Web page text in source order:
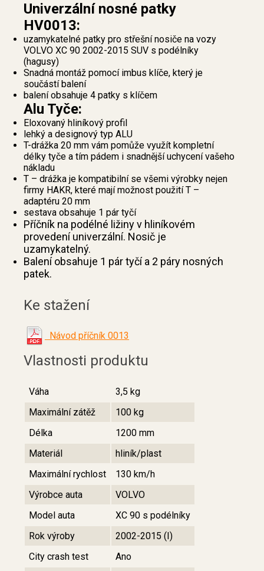
Univerzální nosné patky
HV0013:
uzamykatelné patky pro střešní nosiče na vozy
VOLVO XC 90 2002-2015 SUV s podélníky
(hagusy)
Snadná montáž pomocí imbus klíče, který je
součástí balení
balení obsahuje 4 patky s klíčem
Alu Tyče:
Eloxovaný hliníkový profil
lehký a designový typ ALU
T-drážka 20 mm vám pomůže využít kompletní
délky tyče a tím pádem i snadnější uchycení vašeho
nákladu
T – drážka je kompatibilní se všemi výrobky nejen
firmy HAKR, které mají možnost použití T –
adaptéru 20 mm
sestava obsahuje 1 pár tyčí
Příčník na podélné ližiny v hliníkovém
provedení univerzální. Nosič je
uzamykatelný.
Balení obsahuje 1 pár tyčí a 2 páry nosných
patek.
Ke stažení
Návod příčník 0013
Vlastnosti produktu
Váha
3,5 kg
Maximální zátěž
100 kg
Délka
1200 mm
Materiál
hliník/plast
Maximální rychlost
130 km/h
Výrobce auta
VOLVO
Model auta
XC 90 s podélníky
Rok výroby
2002-2015 (I)
City crash test
Ano